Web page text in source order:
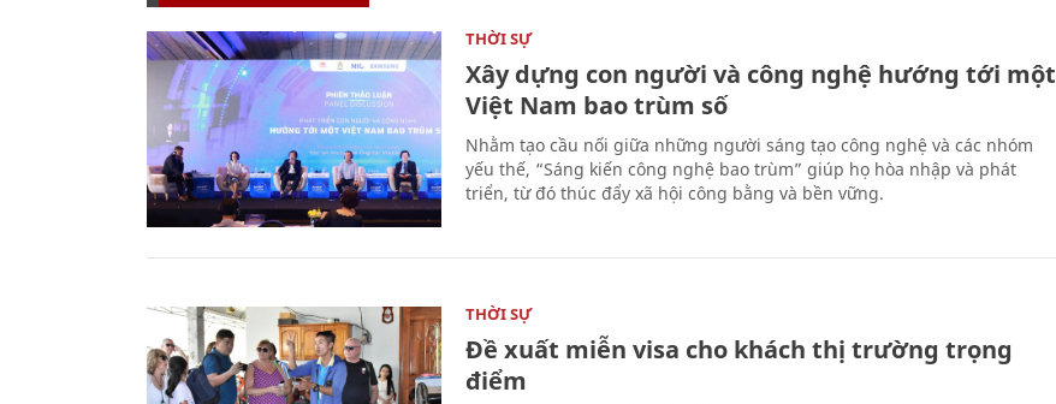
THỜI SỰ
Xây dựng con người và công nghệ hướng tới một
Việt Nam bao trùm số
Nhằm tạo cầu nối giữa những người sáng tạo công nghệ và các nhóm
yếu thế, “Sáng kiến công nghệ bao trùm” giúp họ hòa nhập và phát
triển, từ đó thúc đẩy xã hội công bằng và bền vững.
THỜI SỰ
Đề xuất miễn visa cho khách thị trường trọng
điểm